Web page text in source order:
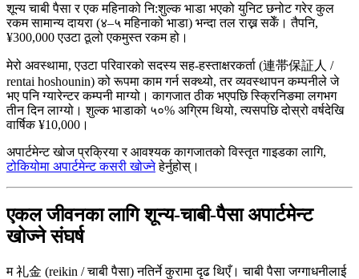
शून्य चाबी पैसा र एक महिनाको नि:शुल्क भाडा भएको युनिट छनोट गरेर कुल
रकम सामान्य दायरा (४–५ महिनाको भाडा) भन्दा तल राख्न सकेँ। तैपनि,
¥300,000 एउटा ठूलो एकमुस्त रकम हो।
मेरो अवस्थामा, एउटा परिवारको सदस्य सह-हस्ताक्षरकर्ता (連帯保証人 /
rentai hoshounin) को रूपमा काम गर्न सक्थ्यो, तर व्यवस्थापन कम्पनीले जे
भए पनि ग्यारेन्टर कम्पनी माग्यो। कागजात ठीक भएपछि स्क्रिनिङमा लगभग
तीन दिन लाग्यो। शुल्क भाडाको ५०% अग्रिम थियो, त्यसपछि दोस्रो वर्षदेखि
वार्षिक ¥10,000।
अपार्टमेन्ट खोज प्रक्रिया र आवश्यक कागजातको विस्तृत गाइडका लागि,
टोकियोमा अपार्टमेन्ट कसरी खोज्नेहेर्नुहोस्।
एकल जीवनका लागि शून्य-चाबी-पैसा अपार्टमेन्ट
खोज्ने संघर्ष
म 礼金 (reikin / चाबी पैसा) नतिर्ने कुरामा दृढ थिएँ। चाबी पैसा जग्गाधनीलाई